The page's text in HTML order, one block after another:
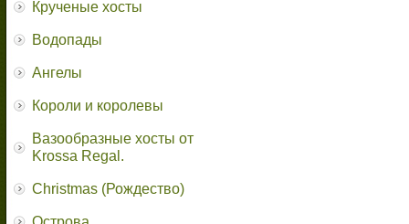
Крученые хосты
Водопады
Ангелы
Короли и королевы
Вазообразные хосты от
Krossa Regal.
Christmas (Рождество)